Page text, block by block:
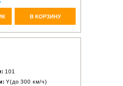
В КОРЗИНУ
101
Y(до 300 км/ч)